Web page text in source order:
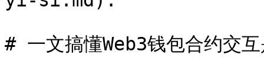
# 一文搞懂Web3钱包合约交